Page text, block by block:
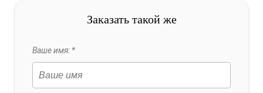
Заказать такой же
Ваше имя: *